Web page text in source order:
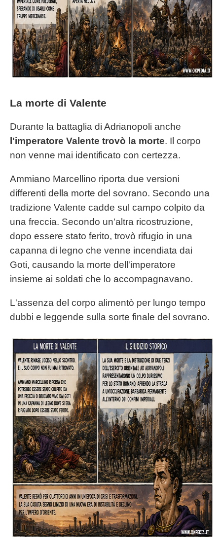
La morte di Valente
Durante la battaglia di Adrianopoli anche
l'imperatore Valente trovò la morte. Il corpo
non venne mai identificato con certezza.
Ammiano Marcellino riporta due versioni
differenti della morte del sovrano. Secondo una
tradizione Valente cadde sul campo colpito da
una freccia. Secondo un'altra ricostruzione,
dopo essere stato ferito, trovò rifugio in una
capanna di legno che venne incendiata dai
Goti, causando la morte dell'imperatore
insieme ai soldati che lo accompagnavano.
L'assenza del corpo alimentò per lungo tempo
dubbi e leggende sulla sorte finale del sovrano.